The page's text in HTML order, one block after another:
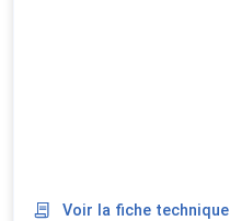
Voir la fiche technique